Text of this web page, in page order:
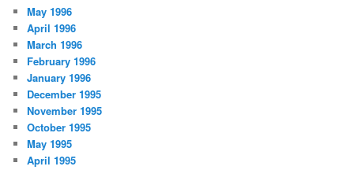
May 1996
April 1996
March 1996
February 1996
January 1996
December 1995
November 1995
October 1995
May 1995
April 1995